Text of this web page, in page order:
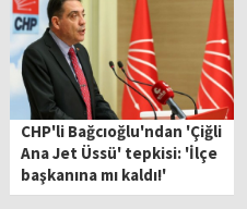
CHP'li Bağcıoğlu'ndan 'Çiğli
Ana Jet Üssü' tepkisi: 'İlçe
başkanına mı kaldı!'
diyerek isyan etti